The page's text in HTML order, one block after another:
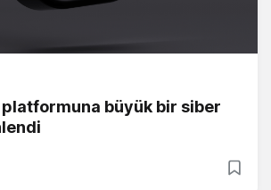
platformuna büyük bir siber